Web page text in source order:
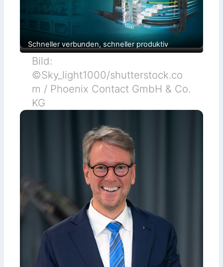
Schneller verbunden, schneller produktiv
Bild:
©Sky_light1000/shutterstock.co
m / Phoenix Contact GmbH & Co.
KG